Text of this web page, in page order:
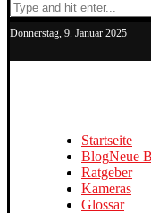
Donnerstag, 9. Januar 2025
Startseite
BlogNeue
Ratgeber
Kameras
Glossar